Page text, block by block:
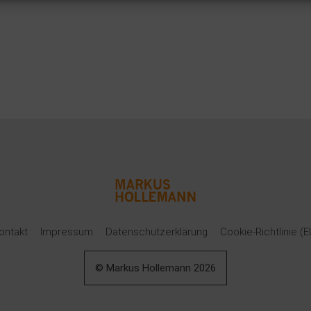
Impressum Datenschutzerklärung Cookie-Richtlinie
© Markus Hollemann 2026